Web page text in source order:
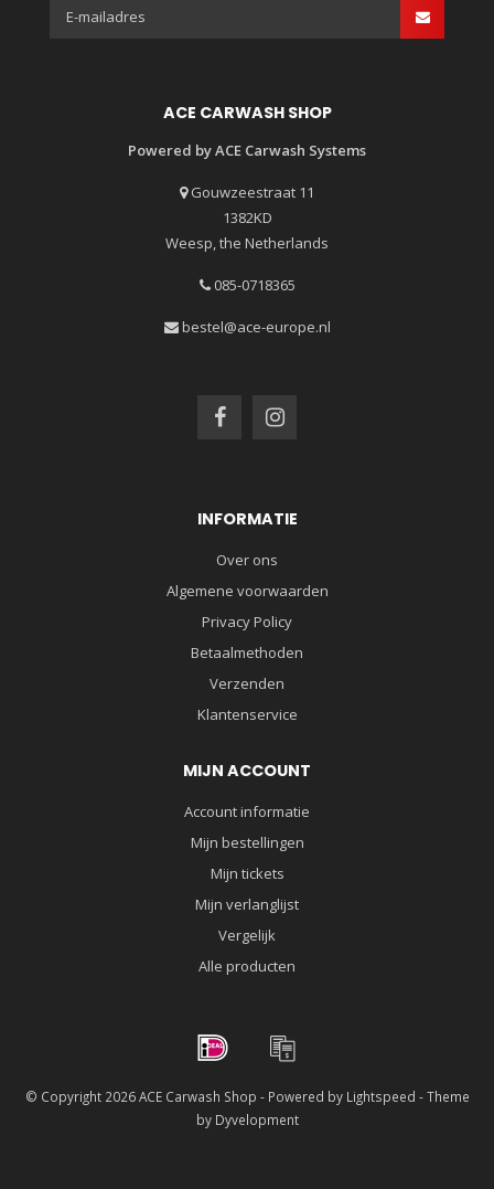
ACE CARWASH SHOP
Powered by ACE Carwash Systems
Gouwzeestraat 11
1382KD
Weesp, the Netherlands
085-0718365
bestel@ace-europe.nl
INFORMATIE
Over ons
Algemene voorwaarden
Privacy Policy
Betaalmethoden
Verzenden
Klantenservice
MIJN ACCOUNT
Account informatie
Mijn bestellingen
Mijn tickets
Mijn verlanglijst
Vergelijk
Alle producten
© Copyright 2026 ACE Carwash Shop - Powered by Lightspeed - Theme
by Dyvelopment